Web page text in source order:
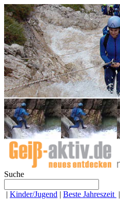
Suche
| Kinder/Jugend | Beste Jahreszeit |